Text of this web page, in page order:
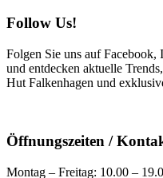
Follow Us!
Folgen Sie uns auf Facebook,
und entdecken aktuelle
Hut Falkenhagen und
Öffnungszeiten /
Montag – Freitag: 10.00 –